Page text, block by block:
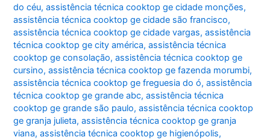
do céu,assistência técnica cooktop ge cidade monções,
assistência técnica cooktop ge cidade são francisco,
assistência técnica cooktop ge cidade vargas,assistência
técnica cooktop ge city américa,assistência técnica
cooktop ge consolação,assistência técnica cooktop ge
cursino,assistência técnica cooktop ge fazenda morumbi,
assistência técnica cooktop ge freguesia do ó,assistência
técnica cooktop ge grande abc,assistência técnica
cooktop ge grande são paulo,assistência técnica cooktop
ge granja julieta,assistência técnica cooktop ge granja
viana,assistência técnica cooktop ge higienópolis,